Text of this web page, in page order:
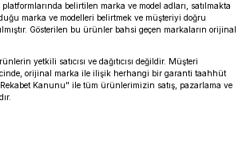
platformlarında belirtilen marka ve model adları, satılmakta
marka ve modelleri belirtmek ve müşteriyi doğru
Gösterilen bu ürünler bahsi geçen markaların orijinal
yetkili satıcısı ve dağıtıcısı değildir. Müşteri
orijinal marka ile ilişik herhangi bir garanti taahhüt
Kanunu" ile tüm ürünlerimizin satış, pazarlama ve